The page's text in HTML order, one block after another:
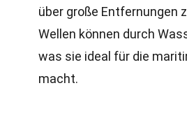
über große Entfernungen
Wellen können durch
was sie ideal für die
macht.